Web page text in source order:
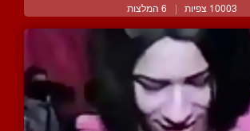
10003 צפיות | 6 המלצות